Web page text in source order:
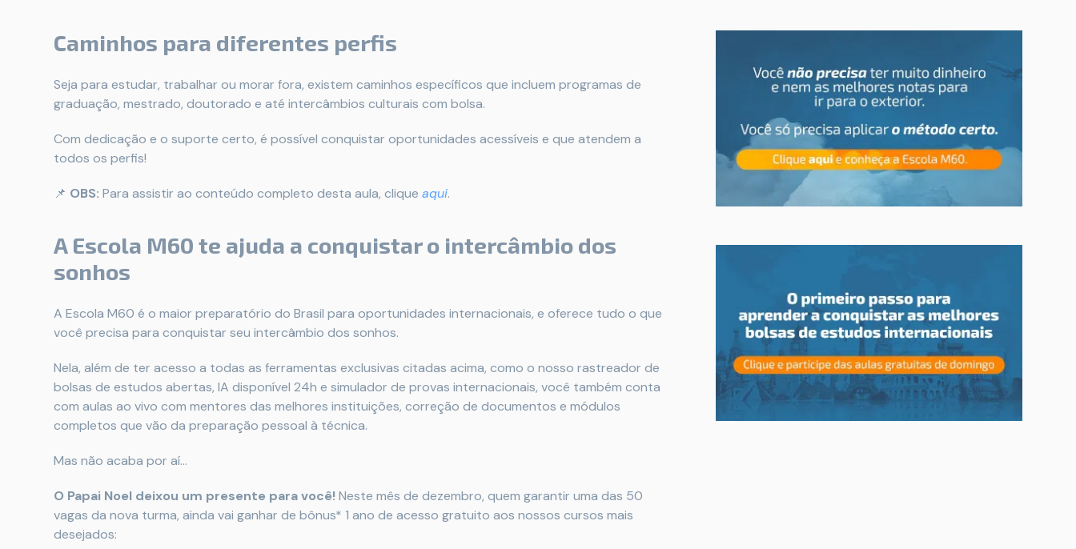
Caminhos para diferentes perfis
Seja para estudar, trabalhar ou morar fora, existem caminhos específicos que incluem programas de
graduação, mestrado, doutorado e até intercâmbios culturais com bolsa.
Com dedicação e o suporte certo, é possível conquistar oportunidades acessíveis e que atendem a
todos os perfis!
📌 OBS: Para assistir ao conteúdo completo desta aula, clique aqui.
A Escola M60 te ajuda a conquistar o intercâmbio dos
sonhos
A Escola M60 é o maior preparatório do Brasil para oportunidades internacionais, e oferece tudo o que
você precisa para conquistar seu intercâmbio dos sonhos.
Nela, além de ter acesso a todas as ferramentas exclusivas citadas acima, como o nosso rastreador de
bolsas de estudos abertas, IA disponível 24h e simulador de provas internacionais, você também conta
com aulas ao vivo com mentores das melhores instituições, correção de documentos e módulos
completos que vão da preparação pessoal à técnica.
Mas não acaba por aí…
O Papai Noel deixou um presente para você! Neste mês de dezembro, quem garantir uma das 50
vagas da nova turma, ainda vai ganhar de bônus* 1 ano de acesso gratuito aos nossos cursos mais
desejados: